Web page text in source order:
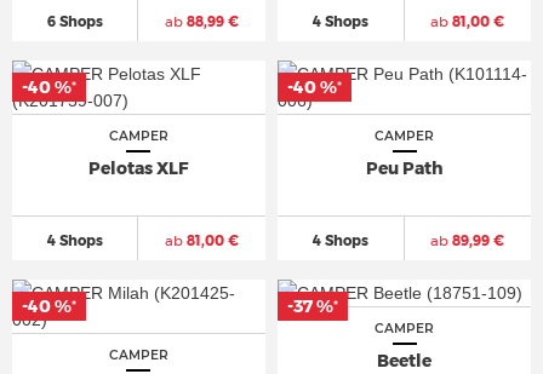
6 Shops ab88,99 € 4 Shops ab 81,00 €
CAMPER
Pelotas XLF
4 Shops ab81,00 €
-40 %*
CAMPER
Peu Path
4 Shops ab 89,99 €
-40 %*
CAMPER
-40 %*
CAMPER
Beetle
-37 %*